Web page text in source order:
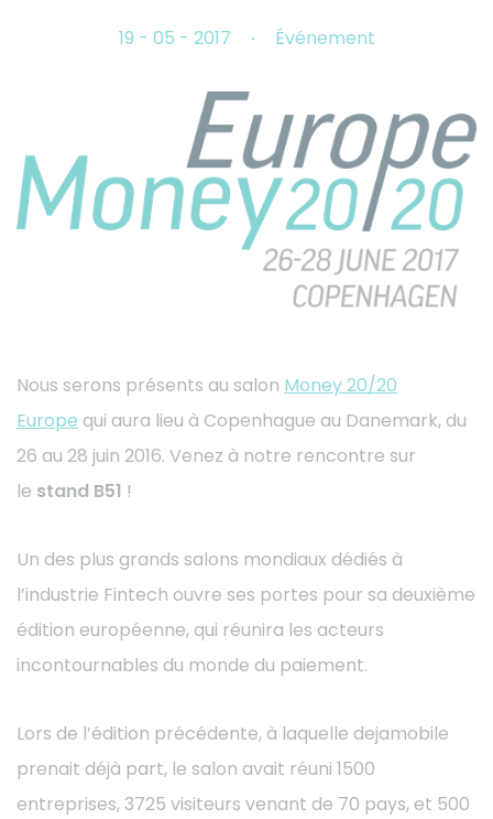
19 - 05 - 2017 Événement
Nous serons présents au salon Money 20/20
Europe qui aura lieu à Copenhague au Danemark, du
26 au 28 juin 2016. Venez à notre rencontre sur
le stand B51 !
Un des plus grands salons mondiaux dédiés à
l’industrie Fintech ouvre ses portes pour sa deuxième
édition européenne, qui réunira les acteurs
incontournables du monde du paiement.
Lors de l’édition précédente, à laquelle dejamobile
prenait déjà part, le salon avait réuni 1500
entreprises, 3725 visiteurs venant de 70 pays, et 500